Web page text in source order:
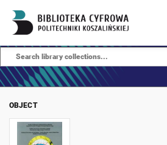
OBJECT